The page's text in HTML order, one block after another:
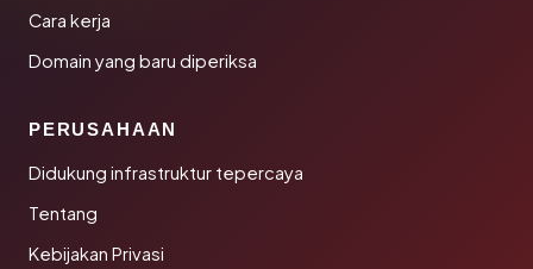
Cara kerja
Domain yang baru diperiksa
PERUSAHAAN
Didukung infrastruktur tepercaya
Tentang
Kebijakan Privasi